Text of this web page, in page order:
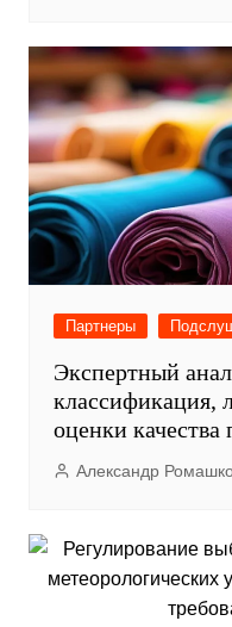
Партнеры
Экспертный
классификация,
оценки качества
Александр